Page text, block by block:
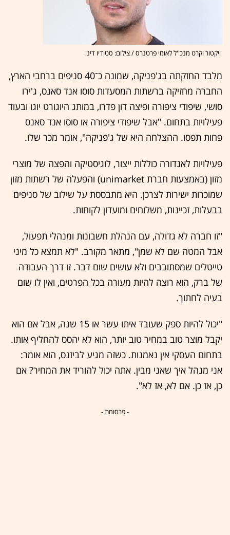
ויקטור וקרט מנכ''ל לאומי פרטנרס / צילום: סטודיו דינו
מלבד החזקתה בג'פניקה, שמונה כ־40 סניפים ברחבי הארץ,
החברה מחזיקה ברשתות המסעדות סוסו אנד סאנס, ג'ירו
סושי, שיפודי ציפורה ופיצה דון פדרו, במותג היוגורט יוגו ובעוד
פעילויות בתחום. "אבל שיפודי ציפורה או סוסו אנד סאנס
פחות תפסו. ההצלחה היא של ג'פניקה", אומר מכר שלו.
פעילויות לאנדורה כוללות ייצור, לוגיסטיקה והפצה של מוצרי
מזון (באמצעות חברת unimarket) והפעלה של רשתות מזון
שמוכרות ישירות לצרכן. היא מתבססת על שילוב של סניפים
בבעלות, זכיינות, משלוחים ומועדון לקוחות.
"זו חברה לא גדולה, עם הנהלת חשבונות ומנהלי תפעול,
אבל המטה שם לא שמן", מתאר מקורב. "לא תמצא כל מיני
טייטלים שמסתובבים ולא עושים שום דבר. זו דרך העבודה
של ברק, הוא רוצה להיות מעורה בכל הפרטים, ואין לו שום
בעיה לחתוך.
"יכול להיות ספק שעובד איתו עשר או 15 שנה, אבל אם הוא
יקבל מוצר טוב במחיר טוב יותר, הוא לא יהסס להחליף אותו.
בתחום העסקי אין נאמנות. כשזה מגיע לביזנס, הוא אומר:
אני מנהל איך שאני מבין. אתה יכול להוריד את המחיר? אם
כן, אז כן. אם לא, אז לא".
- פרסומת -